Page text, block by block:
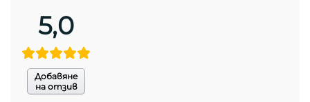
5,0
Добавяне
на отзив